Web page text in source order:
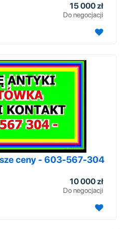
15 000 zł
Do negocjacji
ceny - 603-567-304
10 000 zł
Do negocjacji